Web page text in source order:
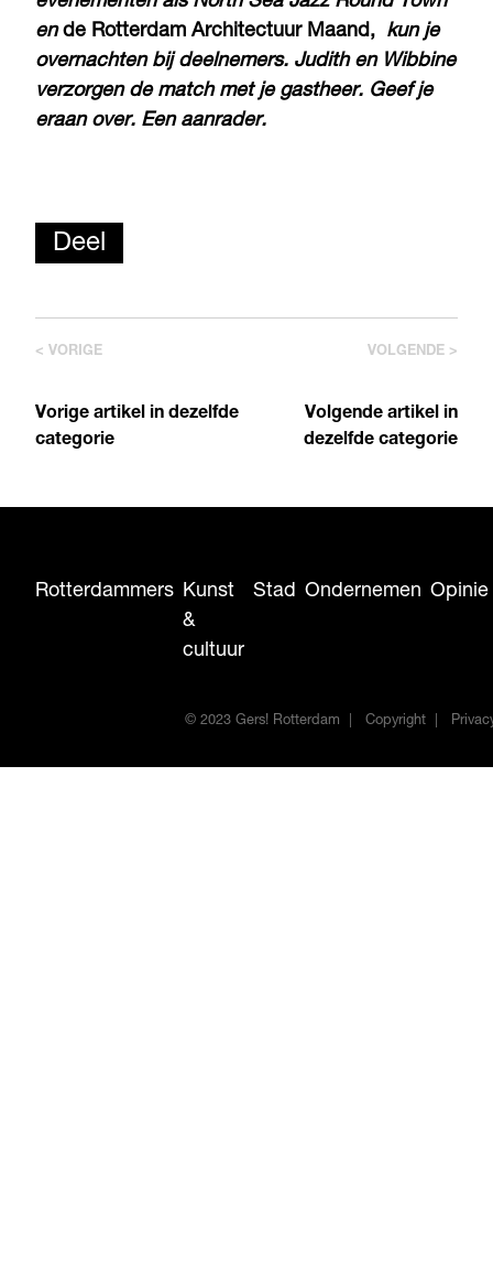
ende Rotterdam Architectuur Maand, kun je
overnachten bij deelnemers. Judith en Wibbine
verzorgen de match met je gastheer. Geef je
eraan over. Een aanrader.
Deel
< VORIGE
Vorige artikel in dezelfde
categorie
VOLGENDE >
Volgende artikel in
dezelfde categorie
Rotterdammers Kunst
&
cultuur
Stad Ondernemen Opinie
© 2023 Gers! Rotterdam Copyright